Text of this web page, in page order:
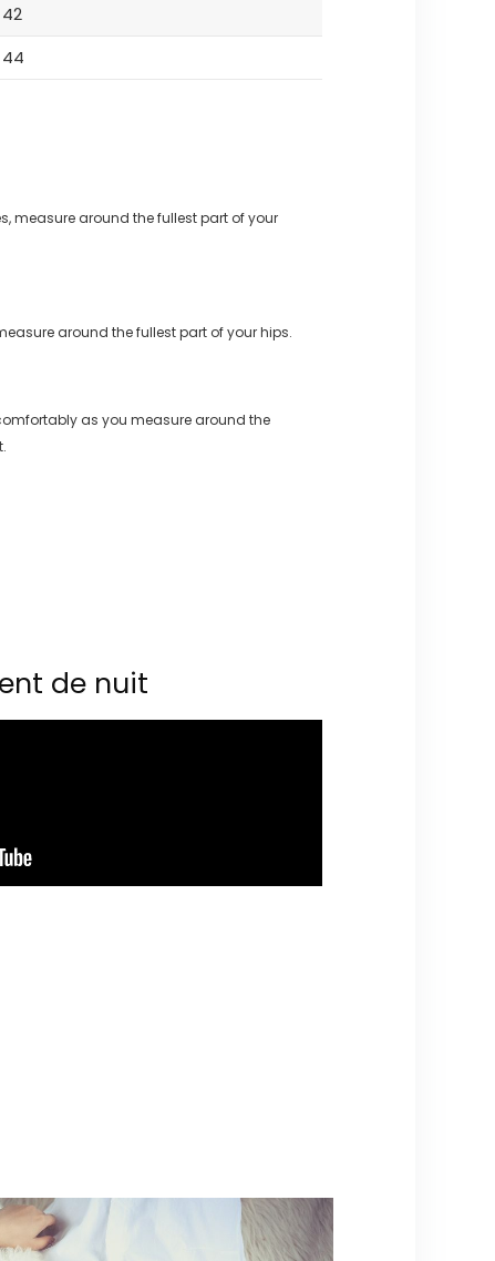
42
44
measure around the fullest part of your
around the fullest part of your hips.
as you measure around the
de nuit